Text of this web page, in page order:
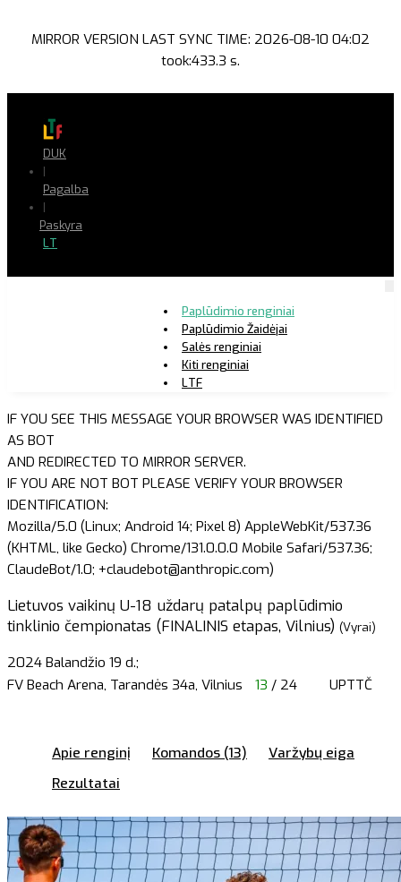
MIRROR VERSION LAST SYNC TIME: 2026-08-10 04:02
took:433.3 s.
DUK
|
Pagalba
|
Paskyra
LT
Paplūdimio renginiai
Paplūdimio Žaidėjai
Salės renginiai
Kiti renginiai
LTF
IF YOU SEE THIS MESSAGE YOUR BROWSER WAS IDENTIFIED
AS BOT
AND REDIRECTED TO MIRROR SERVER.
IF YOU ARE NOT BOT PLEASE VERIFY YOUR BROWSER
IDENTIFICATION:
Mozilla/5.0 (Linux; Android 14; Pixel 8) AppleWebKit/537.36
(KHTML, like Gecko) Chrome/131.0.0.0 Mobile Safari/537.36;
ClaudeBot/1.0; +claudebot@anthropic.com)
Lietuvos vaikinų U-18 uždarų patalpų paplūdimio
tinklinio čempionatas (FINALINIS etapas, Vilnius) (Vyrai)
2024 Balandžio 19 d.;
FV Beach Arena, Tarandės 34a, Vilnius
13 / 24 UPTTČ
Apie renginį Komandos (13)
Varžybų eiga
Rezultatai